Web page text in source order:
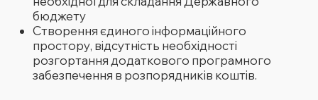
бюджету
Створення єдиного інформаційного
простору, відсутність необхідності
розгортання додаткового програмного
забезпечення в розпорядників коштів.